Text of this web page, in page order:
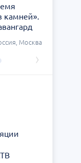
камней».
Москва
СЗФО.
›